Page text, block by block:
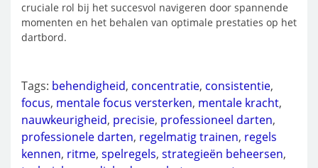
cruciale rol bij het succesvol navigeren door spannende
momenten en het behalen van optimale prestaties op het
dartbord.
Tags: behendigheid, concentratie, consistentie,
focus, mentale focus versterken, mentale kracht,
nauwkeurigheid, precisie, professioneel darten,
professionele darten, regelmatig trainen, regels
kennen, ritme, spelregels, strategieën beheersen,